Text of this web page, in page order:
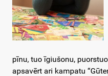
pīnu, tuo īgiušonu,
apsavērt ari kampatu